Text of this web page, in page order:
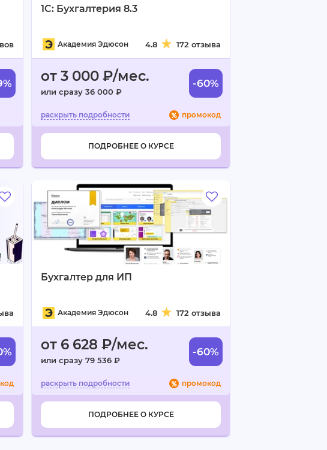
1C: Бухгалтерия 8.3
Академия Эдюсон 4.8 172 отзыва
от 3 000 ₽/мес.
или сразу 36 000 ₽
-60%
промокод
ПОДРОБНЕЕ О КУРСЕ
Бухгалтер для ИП
Академия Эдюсон 4.8 172 отзыва
от 6 628 ₽/мес.
или сразу 79 536 ₽
-60%
промокод
ПОДРОБНЕЕ О КУРСЕ